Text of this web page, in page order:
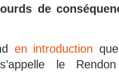
de
en introduction
le